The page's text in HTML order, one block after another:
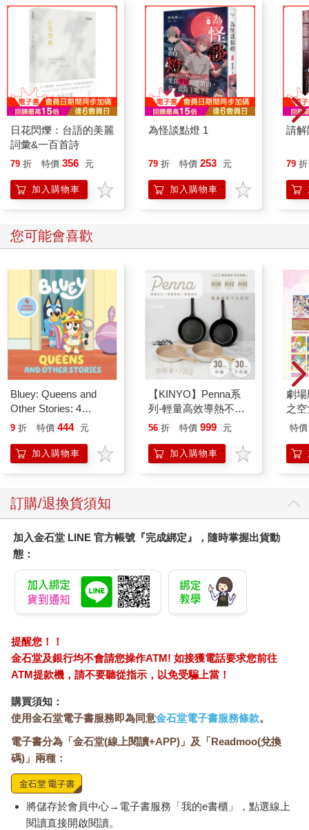
日花閃爍：台語的美麗
詞彙&一百首詩
79 折 特價 356 元
加入購物車
為怪談點燈 1
79 折 特價 253 元
加入購物車
請解
79 折
您可能會喜歡
Bluey: Queens and
Other Stories: 4
Stories in 1 Book.
9 折 特價 444 元
加入購物車
【KINYO】Penna系
列-輕量高效導熱不沾
平煎鍋30cm
56 折 特價 999 元
加入購物車
劇
之
樂
特價
訂購/退換貨須知
加入金石堂 LINE 官方帳號『完成綁定』，隨時掌握出貨動
態：
提醒您！！
金石堂及銀行均不會請您操作ATM! 如接獲電話要求您前往
ATM提款機，請不要聽從指示，以免受騙上當！
購買須知：
使用金石堂電子書服務即為同意金石堂電子書服務條款。
電子書分為「金石堂(線上閱讀+APP)」及「Readmoo(兌換
碼)」兩種：
將儲存於會員中心→電子書服務「我的e書櫃」，點選線上
閱讀直接開啟閱讀。